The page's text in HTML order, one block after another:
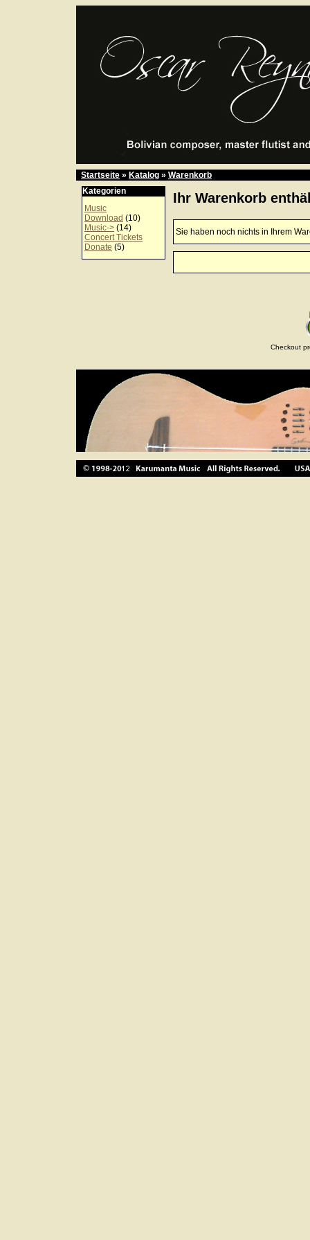
Startseite » Katalog » Warenkorb
Kategorien
Music
Download (10)
Music-> (14)
Concert Tickets
Donate (5)
Ihr Warenkorb
Sie haben noch nichts in Ihrem
Checkout